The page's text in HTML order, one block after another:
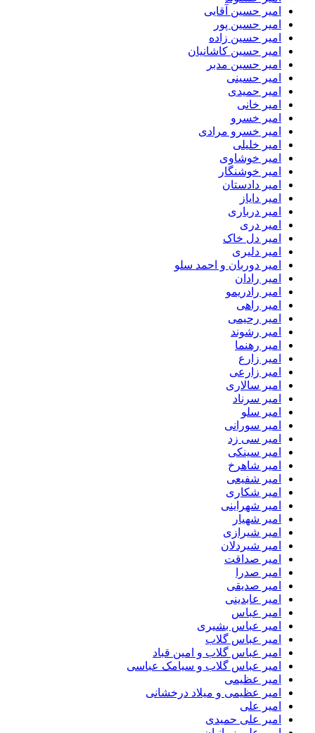
امیر حسین آقایی
امیر حسین پور
امیر حسین زاده
امیر حسین کاشانیان
امیر حسین مدبر
امیر حسینی
امیر حمیدی
امیر خانی
امیر خسرو
امیر خسرو مرادی
امیر خلیلی
امیر خوشاوی
امیر خوشنگار
امیر دادستان
امیر دایاز
امیر درباری
امیر دری
امیر دل خاک
امیر دلیری
امیر دوربان و احمد سلو
امیر رادان
امیر رادریمو
امیر راهی
امیر رحیمی
امیر رشوند
امیر رهنما
امیر زارع
امیر زارعی
امیر سالاری
امیر سرناد
امیر سلو
امیر سورانی
امیر سی زد
امیر سینکی
امیر شاهرخ
امیر شفیعی
امیر شکاری
امیر شهراینی
امیر شهیار
امیر شیرازی
امیر شیردلان
امیر صداقت
امیر صدرا
امیر صدیقی
امیر عابدینی
امیر عباس
امیر عباس بشیری
امیر عباس گلاب
امیر عباس گلاب و امین قباد
امیر عباس گلاب و سیامک عباسی
امیر عظیمی
امیر عظیمی و میلاد درخشانی
امیر علی
امیر علی حمیدی